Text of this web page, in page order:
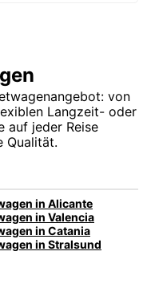
von
Langzeit- oder
auf jeder Reise
Qualität.
in Alicante
in Valencia
in Catania
in Stralsund